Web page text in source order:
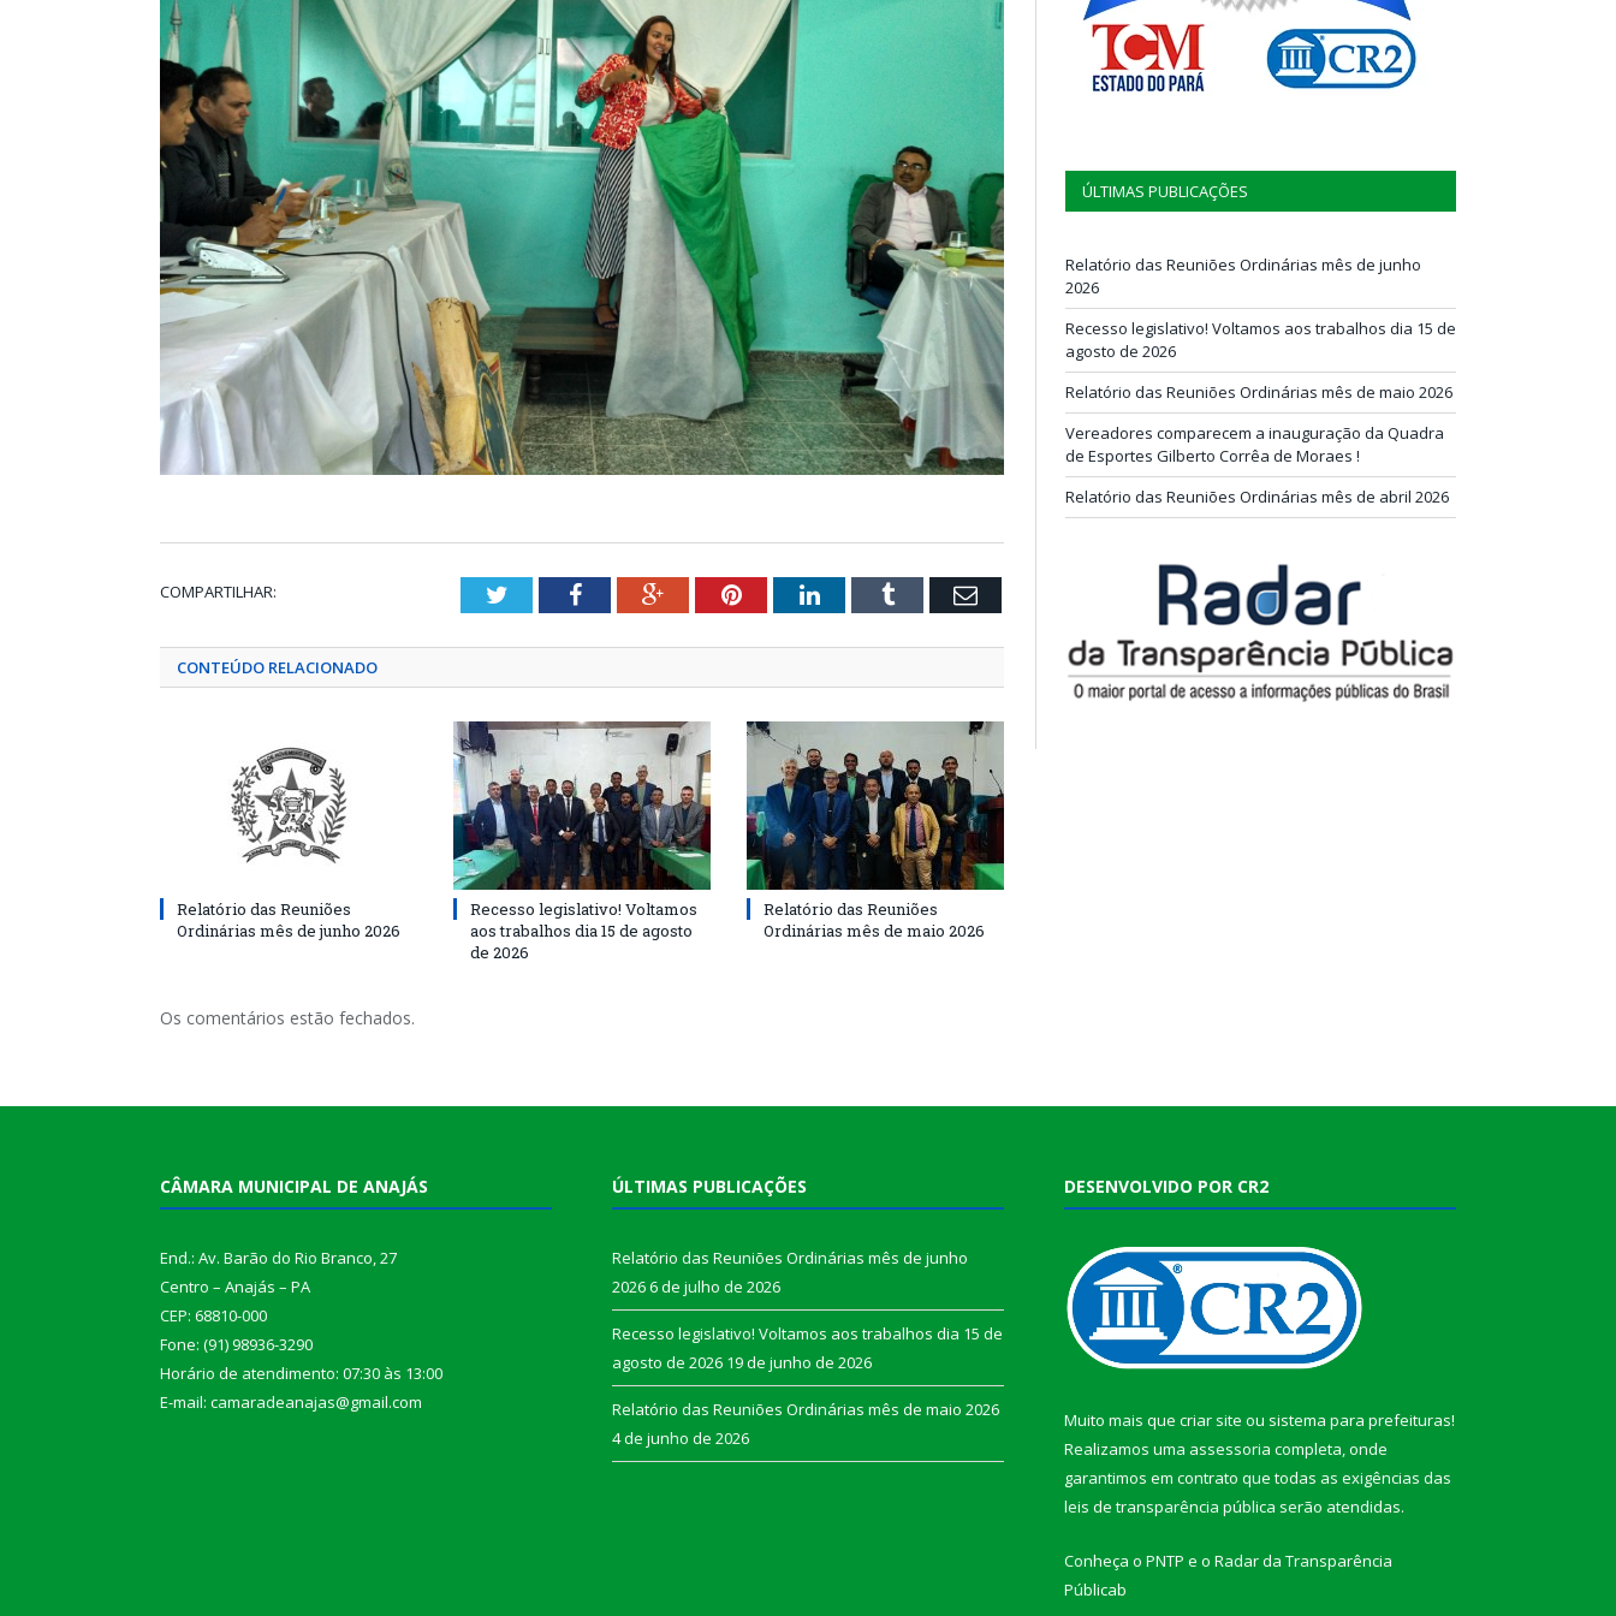
COMPARTILHAR: TwitterFacebookGoogle+PinterestLinkedInTumblr Email
CONTEÚDO RELACIONADO
Relatório das Reuniões
Ordinárias mês de junho 2026
Recesso legislativo! Voltamos
aos trabalhos dia 15 de agosto
de 2026
Relatório das Reuniões
Ordinárias mês de maio 2026
Os comentários estão fechados.
ÚLTIMAS PUBLICAÇÕES
Relatório das Reuniões Ordinárias mês de junho
2026
Recesso legislativo! Voltamos aos trabalhos dia 15 de
agosto de 2026
Relatório das Reuniões Ordinárias mês de maio 2026
Vereadores comparecem a inauguração da Quadra
de Esportes Gilberto Corrêa de Moraes !
Relatório das Reuniões Ordinárias mês de abril 2026
CÂMARA MUNICIPAL DE ANAJÁS
End.: Av. Barão do Rio Branco, 27
Centro – Anajás – PA
CEP: 68810-000
Fone: (91) 98936-3290
Horário de atendimento: 07:30 às 13:00
E-mail: camaradeanajas@gmail.com
ÚLTIMAS PUBLICAÇÕES
Relatório das Reuniões Ordinárias mês de junho
20266 de julho de 2026
Recesso legislativo! Voltamos aos trabalhos dia 15 de
agosto de 2026 19 de junho de 2026
Relatório das Reuniões Ordinárias mês de maio 2026
4 de junho de 2026
DESENVOLVIDO POR CR2
Muito mais que criar site ou sistema para prefeituras!
Realizamos uma assessoria completa, onde
garantimos em contrato que todas as exigências das
leis de transparência pública serão atendidas.
Conheça o PNTP e o Radar da Transparência
Públicab